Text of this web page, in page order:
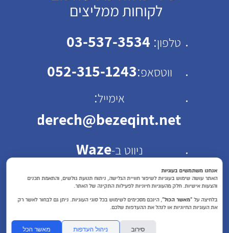
לקוחות ממליצים
טלפון:
03-537-3534
ווטסאפ:
052-315-1243
אימייל:
ניווט ב-Waze
כתובת: רחוב ישראל ב"ק
30 תל אביב
שעות פעילות : א'-ה'
אנחנו משתמשים בעוגיות
האתר עושה שימוש בעוגיות לשיפור חוויית הגלישה, ניתוח תנועת גולשים, והתאמת תכנים
והצעות אישיות. חלק מהעוגיות חיוניות לפעילות התקינה של האתר.
בלחיצה על “מאשר הכול”, הינכם מסכימים לשימוש בכל סוגי העוגיות. ניתן גם לבחור לאשר רק
את העוגיות החיוניות או לנהל את ההעדפות שלכם.
סירוב ניהול העדפות מאשר הכל